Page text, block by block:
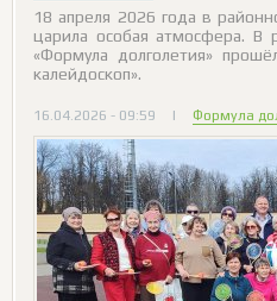
18 апреля 2026 года в
царила особая атмосфера. В
«Формула долголетия»
калейдоскоп».
16.04.2026 - 09:59 | Формула